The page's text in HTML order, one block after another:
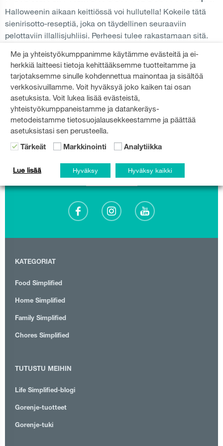
Halloweenin aikaan keittiössä voi hullutella! Kokeile tätä
sienirisotto-reseptiä, joka on täydellinen seuraaviin
pelottaviin illallisjuhliisi. Perheesi tulee rakastamaan sitä.
HALLOWEEN,DINNER,RISOTTO LUE LISÄÄ
Gorenje-uutiskirje
Tilaa nyt
KATEGORIAT
Food Simplified
Home Simplified
Family Simplified
Chores Simplified
TUTUSTU MEIHIN
Life Simplified-blogi
Gorenje-tuotteet
Gorenje-tuki
Me ja yhteistyökumppanimme käytämme evästeitä ja ei-
herkkiä laitteesi tietoja kehittääksemme tuotteitamme ja
tarjotaksemme sinulle kohdennettua mainontaa ja sisältöä
verkkosivuillamme. Voit hyväksyä joko kaiken tai osan
asetuksista. Voit lukea lisää evästeistä,
yhteistyökumppaneistamme ja datankeräys-
metodeistamme tietosuojalausekkeestamme ja päättää
asetuksistasi sen perusteella.
Tärkeät Markkinointi Analytiikka
Lue lisää Hyväksy Hyväksy kaikki